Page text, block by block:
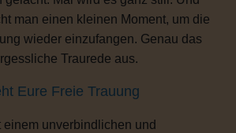
man einen kleinen Moment, um die
wieder einzufangen. Genau das
Traurede aus.
Eure Freie Trauung
unverbindlichen und